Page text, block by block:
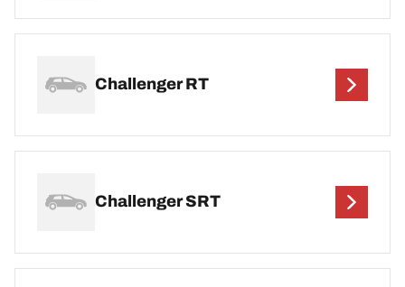
Challenger RT
Challenger SRT